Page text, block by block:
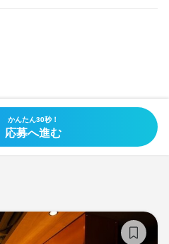
かんたん30秒！
応募へ進む